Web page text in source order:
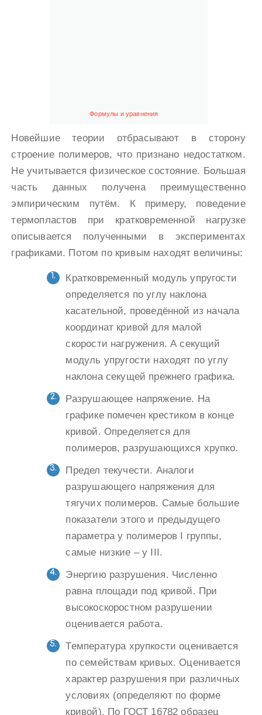
Формулы и уравнения
Новейшие теории отбрасывают в сторону
строение полимеров, что признано недостатком.
Не учитывается физическое состояние. Большая
часть данных получена преимущественно
эмпирическим путём. К примеру, поведение
термопластов при кратковременной нагрузке
описывается полученными в экспериментах
графиками. Потом по кривым находят величины:
Кратковременный модуль упругости
определяется по углу наклона
касательной, проведённой из начала
координат кривой для малой
скорости нагружения. А секущий
модуль упругости находят по углу
наклона секущей прежнего графика.
Разрушающее напряжение. На
графике помечен крестиком в конце
кривой. Определяется для
полимеров, разрушающихся хрупко.
Предел текучести. Аналоги
разрушающего напряжения для
тягучих полимеров. Самые большие
показатели этого и предыдущего
параметра у полимеров I группы,
самые низкие – у III.
Энергию разрушения. Численно
равна площади под кривой. При
высокоскоростном разрушении
оценивается работа.
Температура хрупкости оценивается
по семействам кривых. Оценивается
характер разрушения при различных
условиях (определяют по форме
кривой). По ГОСТ 16782 образец